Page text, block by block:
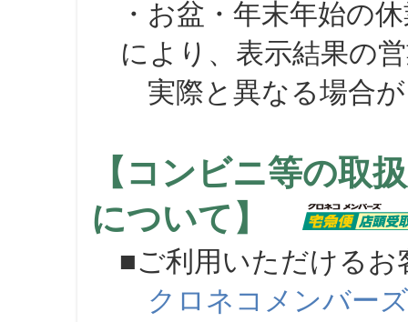
・お盆・年末年始の
により、表示結果の
実際と異なる場合が
【コンビニ等の取
について】
■ご利用いただけるお
クロネコメンバーズ